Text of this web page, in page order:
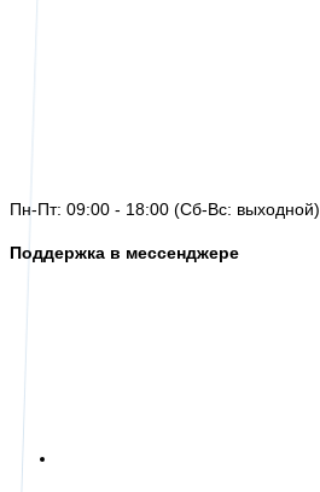
Пн-Пт: 09:00 - 18:00 (Сб-Вс: выходной)
Поддержка в мессенджере